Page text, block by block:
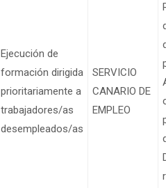
Ejecución de
formación dirigida
prioritariamente a
trabajadores/as
desempleados/as
SERVICIO
CANARIO DE
EMPLEO